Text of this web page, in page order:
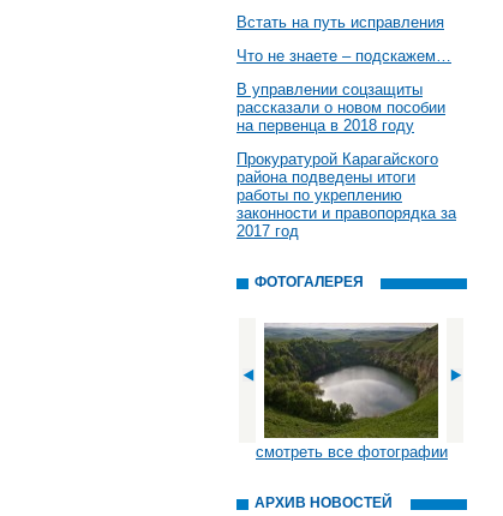
Встать на путь исправления
Что не знаете – подскажем…
В управлении соцзащиты
рассказали о новом пособии
на первенца в 2018 году
Прокуратурой Карагайского
района подведены итоги
работы по укреплению
законности и правопорядка за
2017 год
ФОТОГАЛЕРЕЯ
смотреть все фотографии
АРХИВ НОВОСТЕЙ